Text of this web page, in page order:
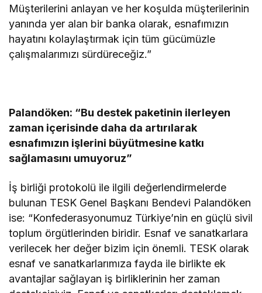
Müşterilerini anlayan ve her koşulda müşterilerinin
yanında yer alan bir banka olarak, esnafımızın
hayatını kolaylaştırmak için tüm gücümüzle
çalışmalarımızı sürdüreceğiz.”
Palandöken: “Bu destek paketinin ilerleyen
zaman içerisinde daha da artırılarak
esnafımızın işlerini büyütmesine katkı
sağlamasını umuyoruz”
İş birliği protokolü ile ilgili değerlendirmelerde
bulunan TESK Genel Başkanı Bendevi Palandöken
ise: “Konfederasyonumuz Türkiye’nin en güçlü sivil
toplum örgütlerinden biridir. Esnaf ve sanatkarlara
verilecek her değer bizim için önemli. TESK olarak
esnaf ve sanatkarlarımıza fayda ile birlikte ek
avantajlar sağlayan iş birliklerinin her zaman